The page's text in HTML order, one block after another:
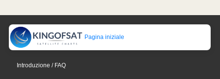
Pagina iniziale
Introduzione / FAQ